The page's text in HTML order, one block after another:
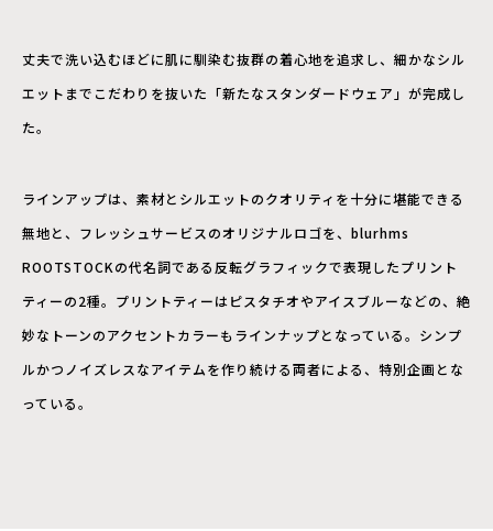
丈夫で洗い込むほどに肌に馴染む抜群の着心地を追求し、細かなシル
エットまでこだわりを抜いた「新たなスタンダードウェア」が完成し
た。
ラインアップは、素材とシルエットのクオリティを十分に堪能できる
無地と、フレッシュサービスのオリジナルロゴを、blurhms
ROOTSTOCKの代名詞である反転グラフィックで表現したプリント
ティーの2種。プリントティーはピスタチオやアイスブルーなどの、絶
妙なトーンのアクセントカラーもラインナップとなっている。シンプ
ルかつノイズレスなアイテムを作り続ける両者による、特別企画とな
っている。